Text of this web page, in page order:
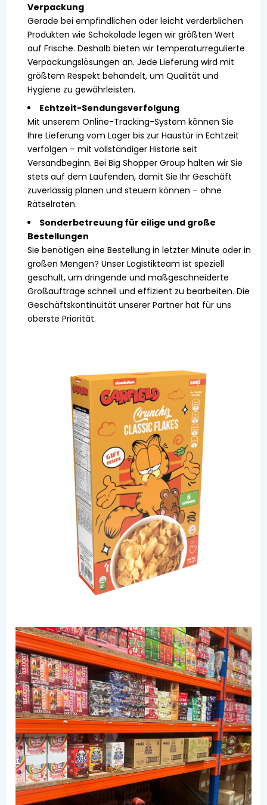
Verpackung
Gerade bei empfindlichen oder leicht verderblichen
Produkten wie Schokolade legen wir größten Wert
auf Frische. Deshalb bieten wir temperaturregulierte
Verpackungslösungen an. Jede Lieferung wird mit
größtem Respekt behandelt, um Qualität und
Hygiene zu gewährleisten.
Echtzeit-Sendungsverfolgung
Mit unserem Online-Tracking-System können Sie
Ihre Lieferung vom Lager bis zur Haustür in Echtzeit
verfolgen – mit vollständiger Historie seit
Versandbeginn. Bei Big Shopper Group halten wir Sie
stets auf dem Laufenden, damit Sie Ihr Geschäft
zuverlässig planen und steuern können – ohne
Rätselraten.
Sonderbetreuung für eilige und große
Bestellungen
Sie benötigen eine Bestellung in letzter Minute oder in
großen Mengen? Unser Logistikteam ist speziell
geschult, um dringende und maßgeschneiderte
Großaufträge schnell und effizient zu bearbeiten. Die
Geschäftskontinuität unserer Partner hat für uns
oberste Priorität.